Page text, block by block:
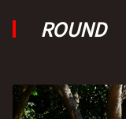
ROUND